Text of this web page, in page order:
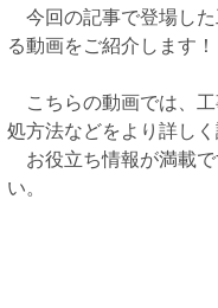
今回の記事で登場した
る動画をご紹介します！
こちらの動画では、工
処方法などをより詳しく
お役立ち情報が満載で
い。